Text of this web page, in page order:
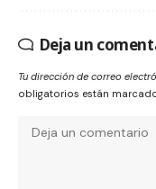
Deja un
Tu dirección de correo
obligatorios están